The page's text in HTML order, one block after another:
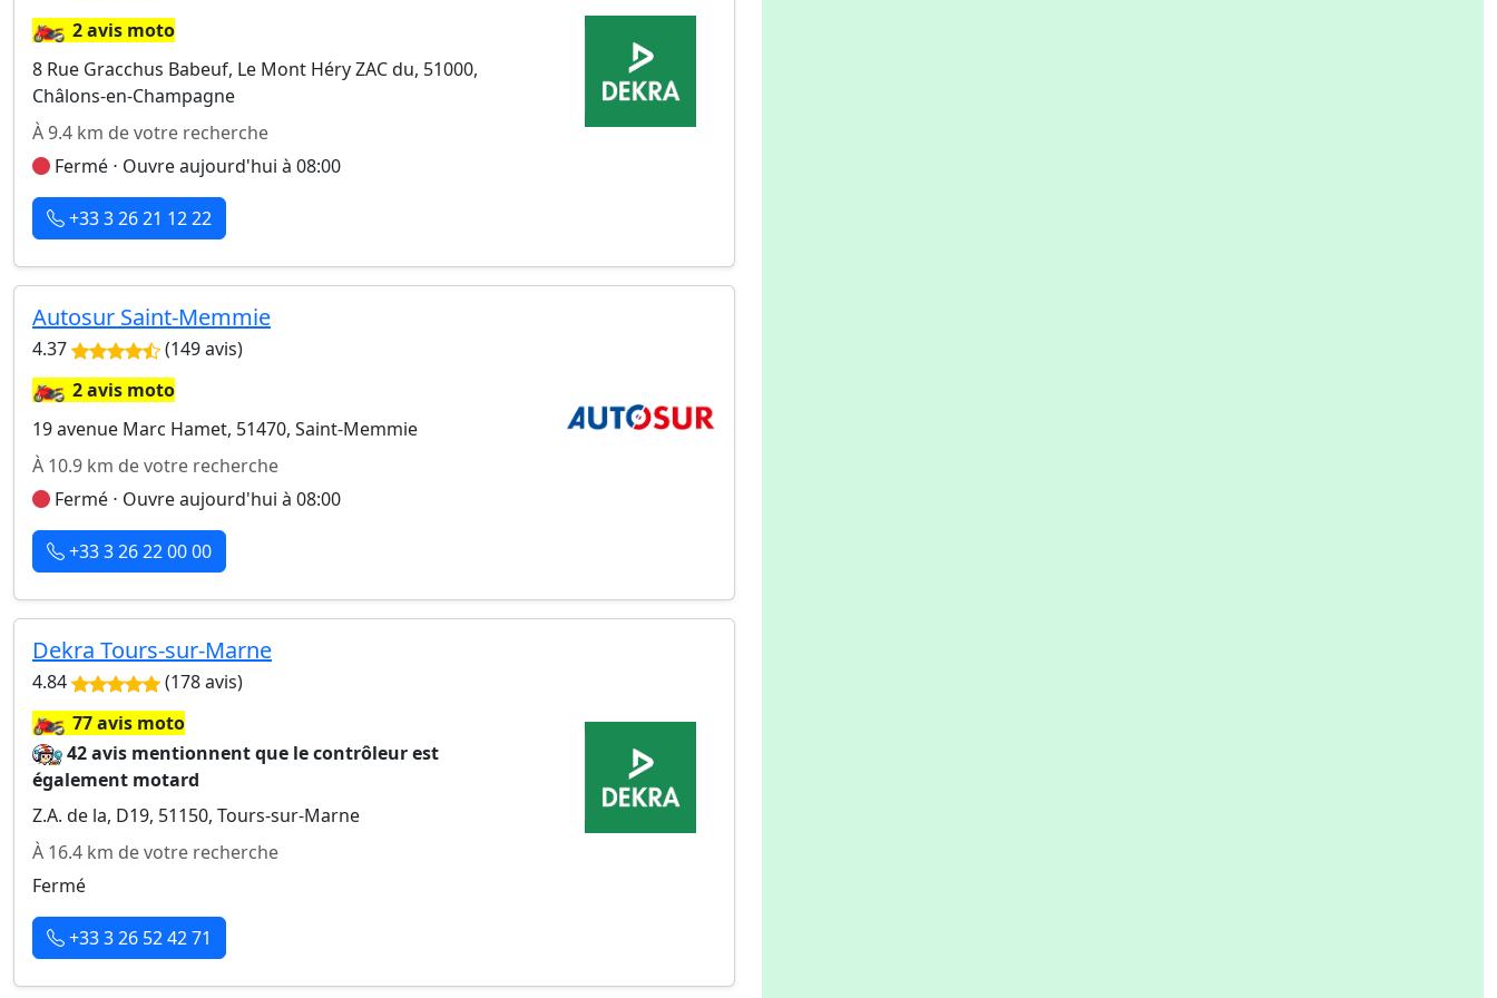
🏍️2 avis moto
8 Rue Gracchus Babeuf, Le Mont Héry ZAC du, 51000,
Châlons-en-Champagne
À 9.4 km de votre recherche
Fermé ⋅ Ouvre aujourd'hui à 08:00
+33 3 26 21 12 22
Autosur Saint-Memmie
4.37 (149 avis)
🏍️2 avis moto
19 avenue Marc Hamet, 51470, Saint-Memmie
À 10.9 km de votre recherche
Fermé ⋅ Ouvre aujourd'hui à 08:00
+33 3 26 22 00 00
Dekra Tours-sur-Marne
4.84 (178 avis)
🏍️77 avis moto
42 avis mentionnent que le contrôleur est
également motard
Z.A. de la, D19, 51150, Tours-sur-Marne
À 16.4 km de votre recherche
Fermé
+33 3 26 52 42 71